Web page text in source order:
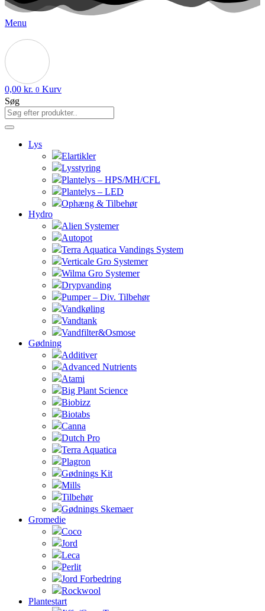
Menu
0,00 kr. 0 Kurv
Søg
Lys
Elartikler
Lysstyring
Plantelys – HPS/MH/CFL
Plantelys – LED
Ophæng & Tilbehør
Hydro
Alien Systemer
Autopot
Terra Aquatica Vandings System
Verticale Gro Systemer
Wilma Gro Systemer
Drypvanding
Pumper – Div. Tilbehør
Vandkøling
Vandtank
Vandfilter&Osmose
Gødning
Additiver
Advanced Nutrients
Atami
Big Plant Science
Biobizz
Biotabs
Canna
Dutch Pro
Terra Aquatica
Plagron
Gødnings Kit
Mills
Tilbehør
Gødnings Skemaer
Gromedie
Coco
Jord
Leca
Perlit
Jord Forbedring
Rockwool
Plantestart